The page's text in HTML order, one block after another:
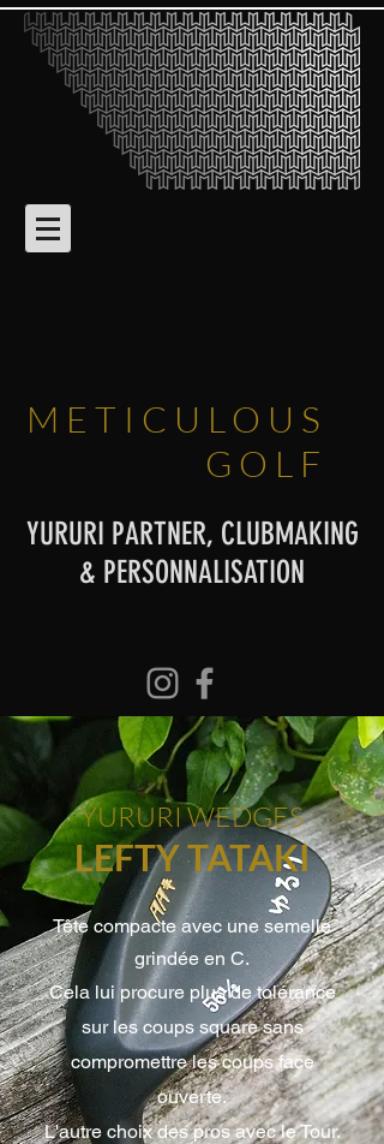
METICULOUS
GOLF
YURURI PARTNER, CLUBMAKING
& PERSONNALISATION
YURURI WEDGES
LEFTY TATAKI
Tête compacte avec une semelle
grindée en C.
Cela lui procure plus de tolérance
sur les coups square sans
compromettre les coups face
ouverte.
L'autre choix des pros avec le Tour.